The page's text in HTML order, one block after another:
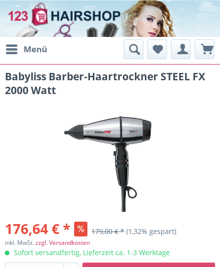
Menü
Babyliss Barber-Haartrockner STEEL FX
2000 Watt
176,64 € * 179,00 € * (1,32% gespart)
inkl. MwSt.zzgl. Versandkosten
Sofort versandfertig, Lieferzeit ca. 1-3 Werktage